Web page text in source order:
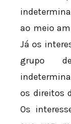
ao meio
Já os
grupo
os direitos
Os